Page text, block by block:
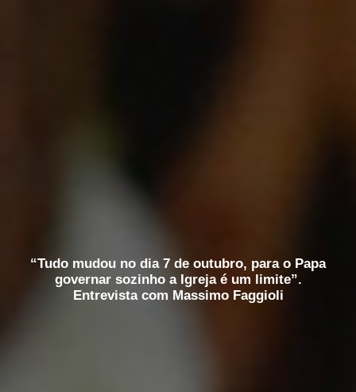
“Tudo mudou no dia 7 de outubro, para o Papa
governar sozinho a Igreja é um limite”.
Entrevista com Massimo Faggioli